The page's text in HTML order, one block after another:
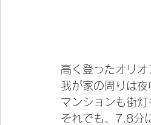
高く登ったオリ
我が家の周りは夜
マンションも街
それでも、7.8分